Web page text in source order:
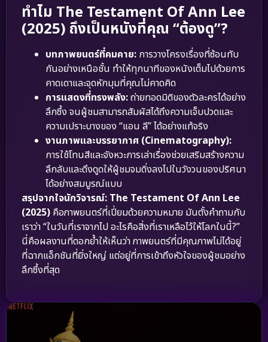
ทำไม The Testament Of Ann Lee
(2025) ถึงเป็นหนังที่คุณ “ต้องดู”?
บทภาพยนตร์ที่คมคาย: การวางโครงเรื่องที่ซ้อนทับ
กันอย่างเหนือชั้น ทำให้ทุกนาทีของหนังเต็มไปด้วยการ
คาดเดาและจุดหักมุมที่คุณไม่คาดคิด
การแสดงที่ทรงพลัง:ถ่ายทอดมิติของตัวละครได้อย่าง
ลึกซึ้ง จนผู้ชมสามารถสัมผัสได้ถึงความเจ็บปวดและ
ความเปราะบางของ “แอน ลี” ได้อย่างแท้จริง
งานภาพและบรรยากาศ (Cinematography):
การใช้โทนสีและจังหวะการเล่าเรื่องช่วยเสริมสร้างความ
ลึกลับและดึงดูดให้ผู้ชมจมดิ่งลงไปในวังวนของปริศนา
ได้อย่างสมบูรณ์แบบ
สรุปจากใจนักวิจารณ์: The Testament Of Ann Lee
(2025) คือภาพยนตร์ที่เปี่ยมด้วยความหมาย มันตั้งคำถามกับ
เราว่า “ในวันที่เราจากไป อะไรคือสิ่งที่เราเหลือไว้ให้โลกใบนี้?”
นี่คือผลงานที่ตอกย้ำให้เห็นว่า ภาพยนตร์ที่มีคุณภาพไม่ได้อยู่
ที่ฉากแอ็กชันที่ยิ่งใหญ่ แต่อยู่ที่การเข้าถึงหัวใจของผู้ชมอย่าง
ลึกซึ้งที่สุด